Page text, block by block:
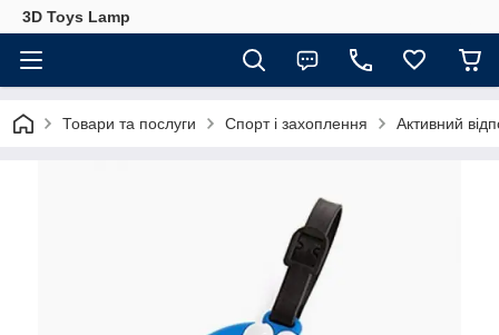
3D Toys Lamp
Товари та послуги Спорт і захоплення Активний